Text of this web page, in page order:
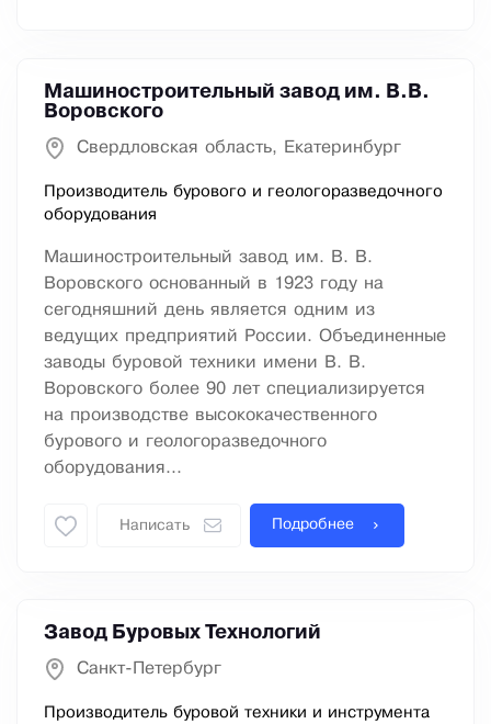
Машиностроительный завод им. В.В.
Воровского
Свердловская область, Екатеринбург
Производитель бурового и геологоразведочного
оборудования
Машиностроительный завод им. В. В.
Воровского основанный в 1923 году на
сегодняшний день является одним из
ведущих предприятий России. Объединенные
заводы буровой техники имени В. В.
Воровского более 90 лет специализируется
на производстве высококачественного
бурового и геологоразведочного
оборудования...
Написать Подробнее
Завод Буровых Технологий
Санкт-Петербург
Производитель буровой техники и инструмента